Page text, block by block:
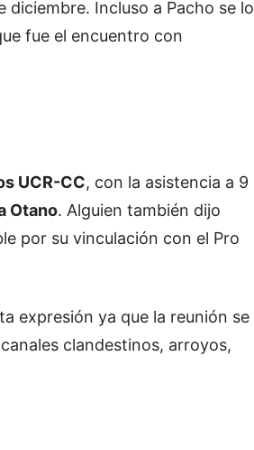
Incluso a Pacho se lo
fue el encuentro con
UCR-CC, con la asistencia a 9
Otano. Alguien también dijo
por su vinculación con el Pro
expresión ya que la reunión se
clandestinos, arroyos,